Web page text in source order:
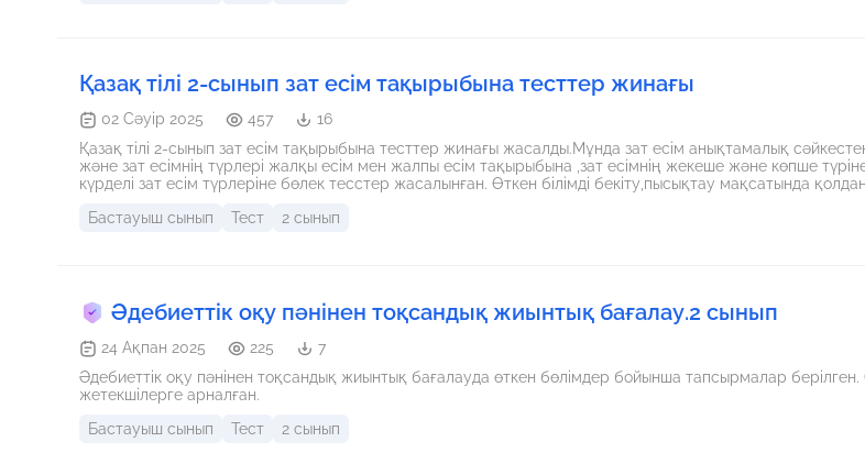
Қазақ тілі 2-сынып зат есім тақырыбына тесттер жинағы
02 Сәуір 2025 457
16
Қазақ тілі 2-сынып зат есім тақырыбына тесттер жинағы жасалды.Мұнда зат есім анықтамалық
және зат есімнің түрлері жалқы есім мен жалпы есім тақырыбына ,зат есімнің жекеше және көпше
күрделі зат есім түрлеріне бөлек тесстер жасалынған. Өткен білімді бекіту,пысықтау мақсатында
Бастауыш сынып
Тест 2 сынып
Әдебиеттік оқу пәнінен тоқсандық жиынтық бағалау.2 сынып
24 Ақпан 2025 225
7
Әдебиеттік оқу пәнінен тоқсандық жиынтық бағалауда өткен бөлімдер бойынша тапсырмалар
жетекшілерге арналған.
Бастауыш сынып
Тест 2 сынып